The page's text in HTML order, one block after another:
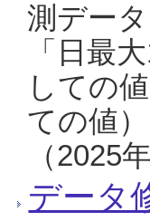
測デー
「日最
しての
ての値
（2025
データ